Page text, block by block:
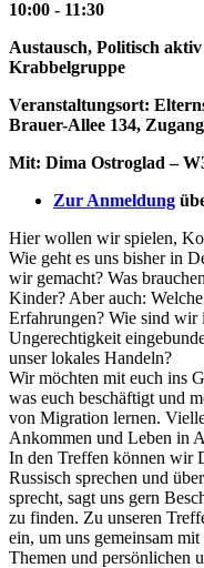
10:00 - 11:30
Austausch, Politisch
Krabbelgruppe
Veranstaltungsort:
Brauer-Allee 134,
Mit: Dima Ostroglad –
Zur Anmeldung
Hier wollen wir spielen,
Wie geht es uns bisher in
wir gemacht? Was
Kinder? Aber auch:
Erfahrungen? Wie sind
Ungerechtigkeit
unser lokales Handeln?
Wir möchten mit euch ins
was euch beschäftigt und
von Migration lernen.
Ankommen und Leben in
In den Treffen können wir
Russisch sprechen und
sprecht, sagt uns gern
zu finden. Zu unseren
ein, um uns gemeinsam
Themen und persönlichen